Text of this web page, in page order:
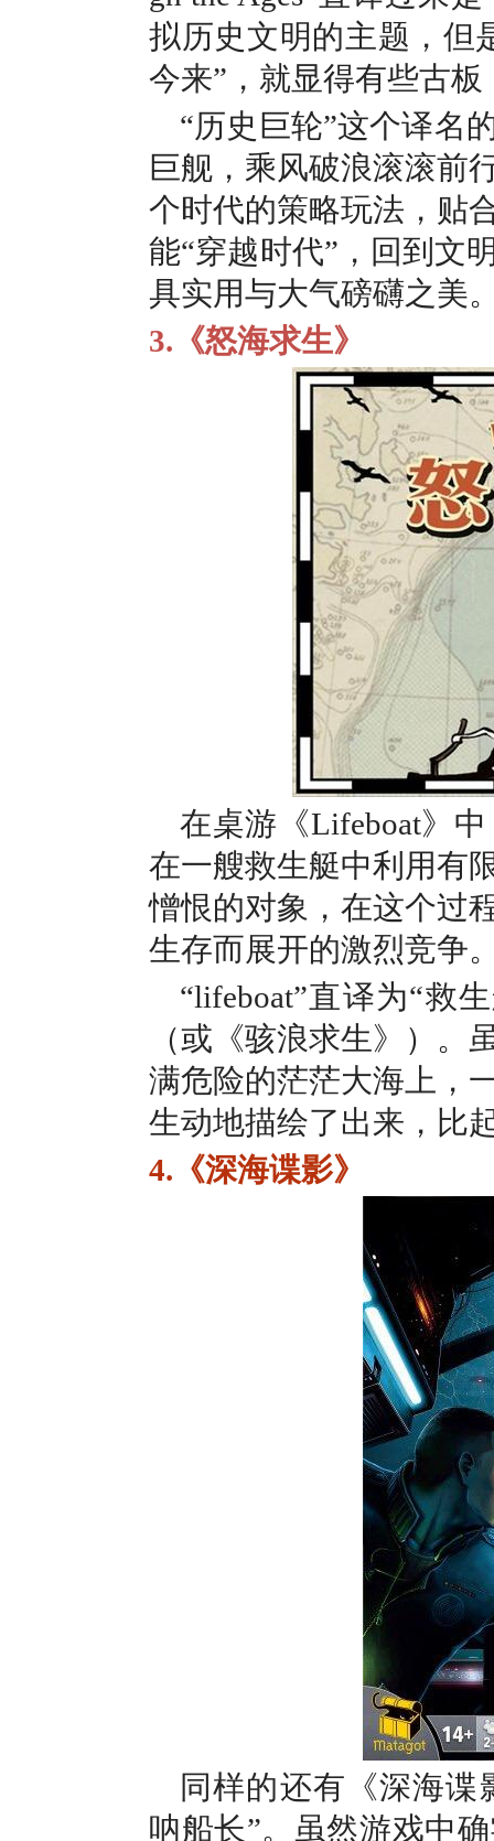
拟历史文明的主题，但
今来”，就显得有些古
“历史巨轮”这个译名
巨舰，乘风破浪滚滚前
个时代的策略玩法，贴
能“穿越时代”，回到文
具实用与大气磅礴之美
3.《怒海求生》
在桌游《Lifeboat》
在一艘救生艇中利用有
憎恨的对象，在这个过
生存而展开的激烈竞争
“lifeboat”直译为“救
（或《骇浪求生》） 。
满危险的茫茫大海上，
生动地描绘了出来，比
4.《深海谍影》
同样的还有 《深海谍
呐船长”。虽然游戏中